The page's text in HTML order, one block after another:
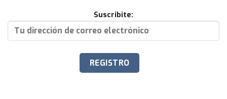
Suscribite: